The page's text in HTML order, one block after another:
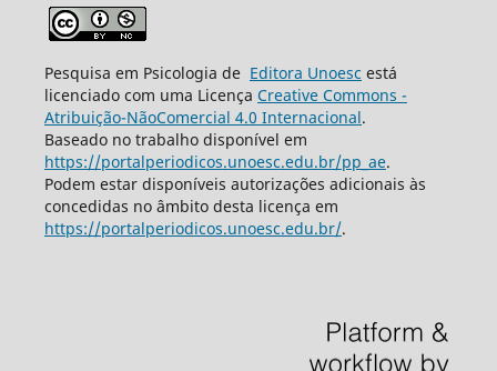
Pesquisa em Psicologia de Editora Unoesc está
licenciado com uma Licença Creative Commons -
Atribuição-NãoComercial 4.0 Internacional.
Baseado no trabalho disponível em
https://portalperiodicos.unoesc.edu.br/pp_ae.
Podem estar disponíveis autorizações adicionais às
concedidas no âmbito desta licença em
https://portalperiodicos.unoesc.edu.br/.